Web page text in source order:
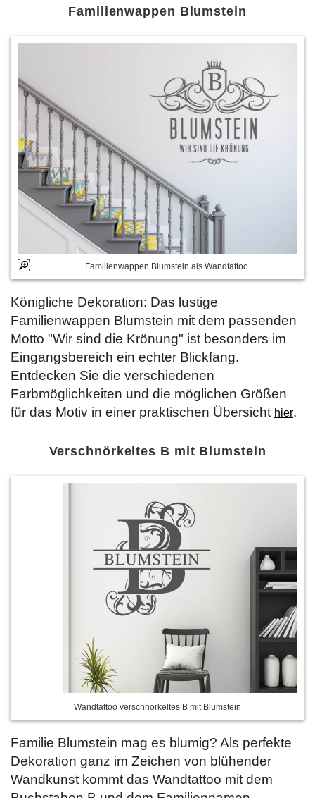
Familienwappen Blumstein
Familienwappen Blumstein als Wandtattoo
Königliche Dekoration: Das lustige
Familienwappen Blumstein mit dem passenden
Motto "Wir sind die Krönung" ist besonders im
Eingangsbereich ein echter Blickfang.
Entdecken Sie die verschiedenen
Farbmöglichkeiten und die möglichen Größen
für das Motiv in einer praktischen Übersicht hier.
Verschnörkeltes B mit Blumstein
Wandtattoo verschnörkeltes B mit Blumstein
Familie Blumstein mag es blumig? Als perfekte
Dekoration ganz im Zeichen von blühender
Wandkunst kommt das Wandtattoo mit dem